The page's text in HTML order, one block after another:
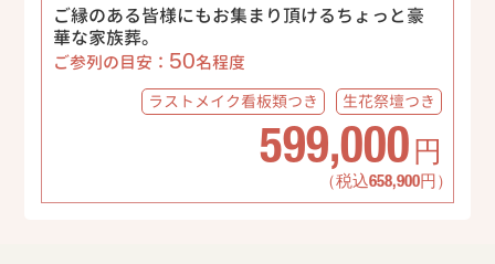
ご縁のある皆様にもお集まり頂けるちょっと豪
華な家族葬。
ご参列の目安： 50名程度
ラストメイク看板類つき 生花祭壇つき
599,000 円
（税込658,900円）